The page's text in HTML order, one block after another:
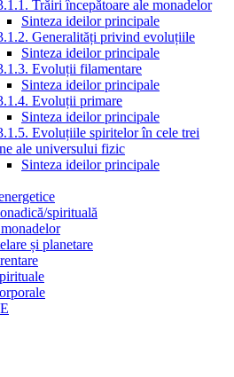
Trăiri începătoare ale monadelor
Sinteza ideilor principale
Generalități privind evoluțiile
Sinteza ideilor principale
Evoluții filamentare
Sinteza ideilor principale
Evoluții primare
Sinteza ideilor principale
Evoluțiile spiritelor în cele trei
ale universului fizic
Sinteza ideilor principale
spirituală
și planetare